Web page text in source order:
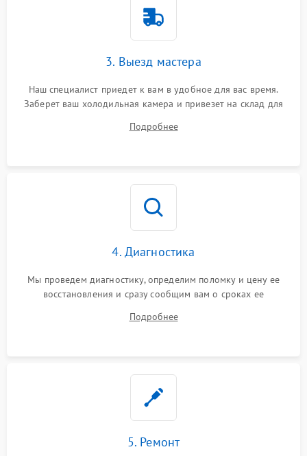
3. Выезд мастера
Наш специалист приедет к вам в удобное для вас время.
Заберет ваш холодильная камера и привезет на склад для
Подробнее
4. Диагностика
Мы проведем диагностику, определим поломку и цену ее
восстановления и сразу сообщим вам о сроках ее
Подробнее
5. Ремонт